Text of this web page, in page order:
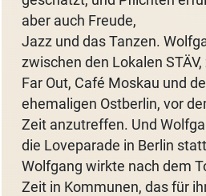
aber auch Freude,
Jazz und das Tanzen.
zwischen den Lokalen
Far Out, Café Moskau und
ehemaligen Ostberlin, vor
Zeit anzutreffen. Und
die Loveparade in Berlin
Wolfgang wirkte nach dem
Zeit in Kommunen, das für